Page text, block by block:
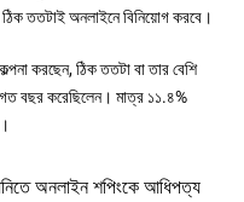
ঠিক ততটাই অনলাইনে বিনিয়োগ করবে।
করছেন, ঠিক ততটা বা তার বেশি
বছর করেছিলেন। মাত্র ১১.৪%
অনলাইন শপিংকে আধিপত্য